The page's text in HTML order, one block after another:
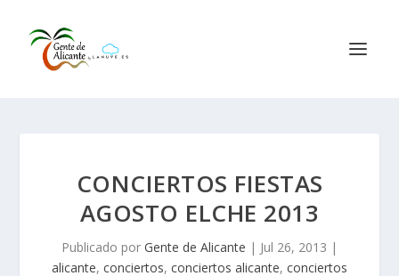
CONCIERTOS FIESTAS
AGOSTO ELCHE 2013
Publicado por Gente de Alicante | Jul 26, 2013 |
alicante, conciertos, conciertos alicante, conciertos